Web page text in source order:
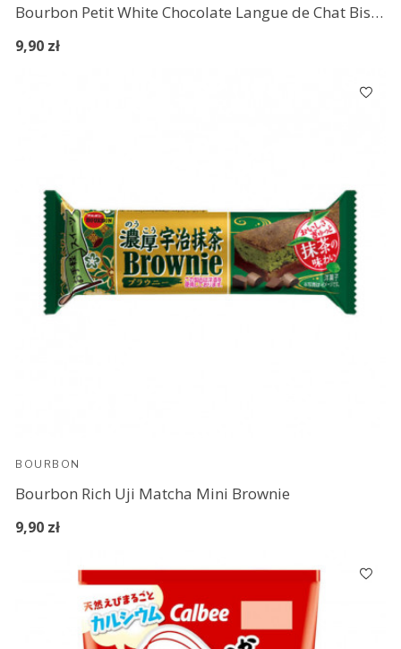
Bourbon Petit White Chocolate Langue de Chat Biscuits
9,90 zł
BOURBON
Bourbon Rich Uji Matcha Mini Brownie
9,90 zł